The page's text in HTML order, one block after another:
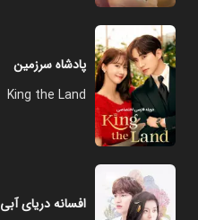
پادشاه سرزمین
King the Land
افسانه دریای آبی